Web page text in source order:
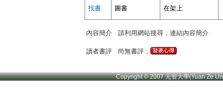
找書 圖書 在架上
內容簡介 請利用網站搜尋，連結內容簡介
讀者書評 尚無書評，
Copyright © 2007 元智大學(Yuan Ze